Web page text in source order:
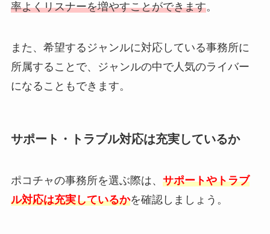
率よくリスナーを増やすことができます。
また、希望するジャンルに対応している事務所に
所属することで、ジャンルの中で人気のライバー
になることもできます。
サポート・トラブル対応は充実しているか
ポコチャの事務所を選ぶ際は、 サポートやトラブ
ル対応は充実しているかを確認しましょう。